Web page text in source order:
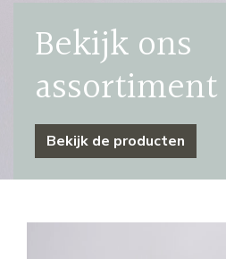
Bekijk ons
assortiment
Bekijk de producten